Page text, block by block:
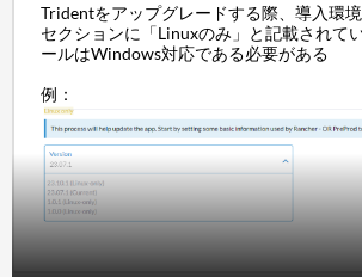
Tridentをアップグレードする際、導入環
セクションに「Linuxのみ」と記載されて
ールはWindows対応である必要がある
例：